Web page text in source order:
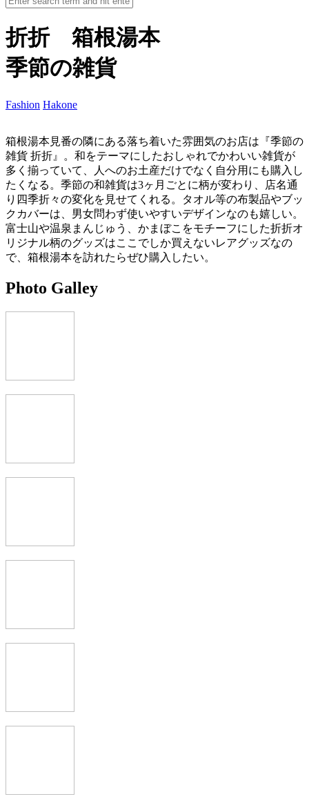
折折 箱根湯本
季節の雑貨
Fashion Hakone
箱根湯本見番の隣にある落ち着いた雰囲気のお店は『季節の
雑貨 折折』。和をテーマにしたおしゃれでかわいい雑貨が
多く揃っていて、人へのお土産だけでなく自分用にも購入し
たくなる。季節の和雑貨は3ヶ月ごとに柄が変わり、店名通
り四季折々の変化を見せてくれる。タオル等の布製品やブッ
クカバーは、男女問わず使いやすいデザインなのも嬉しい。
富士山や温泉まんじゅう、かまぼこをモチーフにした折折オ
リジナル柄のグッズはここでしか買えないレアグッズなの
で、箱根湯本を訪れたらぜひ購入したい。
Photo Galley